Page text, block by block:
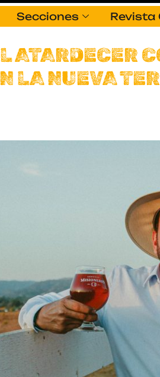
Secciones Revista
ATARDECER
LA NUEVA